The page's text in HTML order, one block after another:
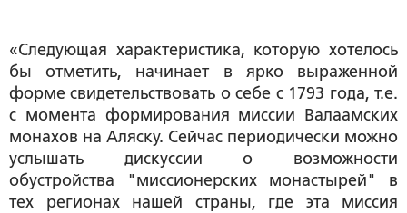
«Следующая характеристика, которую хотелось
бы отметить, начинает в ярко выраженной
форме свидетельствовать о себе с 1793 года, т.е.
с момента формирования миссии Валаамских
монахов на Аляску. Сейчас периодически можно
услышать дискуссии о возможности
обустройства "миссионерских монастырей" в
тех регионах нашей страны, где эта миссия